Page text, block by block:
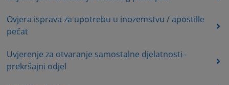
Ovjera isprava za upotrebu u inozemstvu / apostille
pečat
Uvjerenje za otvaranje samostalne djelatnosti -
prekršajni odjel